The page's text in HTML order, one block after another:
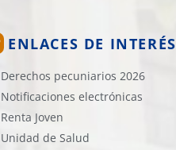
ENLACES DE INTERÉS
Derechos pecuniarios 2026
Notificaciones electrónicas
Renta Joven
Unidad de Salud